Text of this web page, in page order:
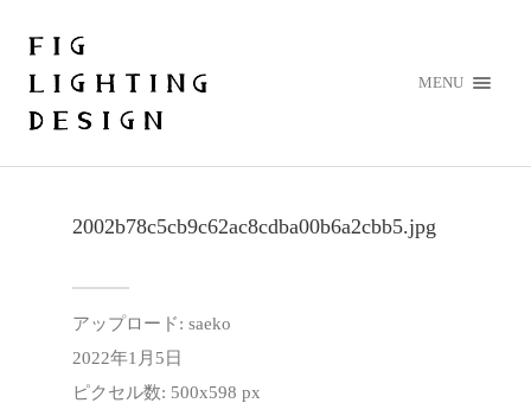
MENU
2002b78c5cb9c62ac8cdba00b6a2cbb5.jpg
アップロード:saeko
2022年1月5日
ピクセル数: 500x598 px